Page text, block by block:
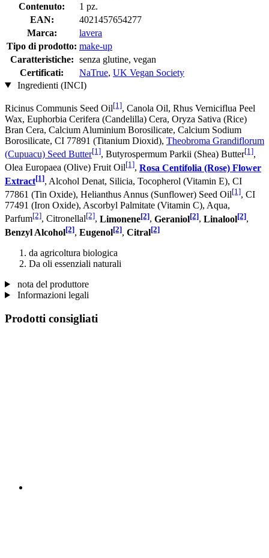
Contenuto:
1 pz.
EAN:
4021457654277
Marca:
lavera
Tipo di prodotto: make-up
Caratteristiche: senza glutine, vegan
Certificati:
NaTrue, UK Vegan Society
Ingredienti (INCI)
Ricinus Communis Seed Oil[1], Canola Oil, Rhus Verniciflua Peel
Wax, Euphorbia Cerifera (Candelilla) Cera, Oryza Sativa (Rice)
Bran Cera, Calcium Aluminium Borosilicate, Calcium Sodium
Borosilicate, CI 77891 (Titanium Dioxid), Theobroma Grandiflorum
(Cupuacu) Seed Butter[1], Butyrospermum Parkii (Shea) Butter[1],
Olea Europaea (Olive) Fruit Oil[1], Rosa Centifolia (Rose) Flower
Extract[1], Alcohol Denat, Silicia, Tocopherol (Vitamin E), CI
77861 (Tin Oxide), Helianthus Annus (Sunflower) Seed Oil[1], CI
77491 (Iron Oxide), Ascorbyl Palmitate (Vitamin C), Aqua,
Parfum[2], Citronellal[2], Limonene[2], Geraniol[2], Linalool[2],
Benzyl Alcohol[2], Eugenol[2], Citral[2]
da agricoltura biologica
Da oli essenziali naturali
nota del produttore
Informazioni legali
Prodotti consigliati